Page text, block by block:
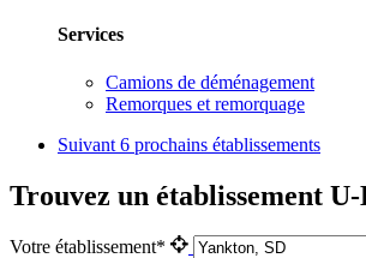
Services
Camions de déménagement
Remorques et remorquage
Suivant 6 prochains établissements
Trouvez un établissement
Votre établissement*